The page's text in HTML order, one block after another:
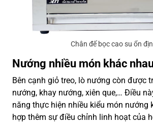
Chân đế bọc cao su ổn
Nướng nhiều món khác
Bên cạnh giỏ treo, lò nướng còn được
nướng, khay nướng, xiên que,… Điều
năng thực hiện nhiều kiểu món nướng
hợp thêm sự điều chỉnh linh hoạt của